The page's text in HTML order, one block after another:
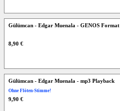
Gülümcan - Edgar Muenala - GENOS Format
8,90 €
Gülümcan - Edgar Muenala - mp3 Playback
Ohne Flöten-Stimme!
9,90 €